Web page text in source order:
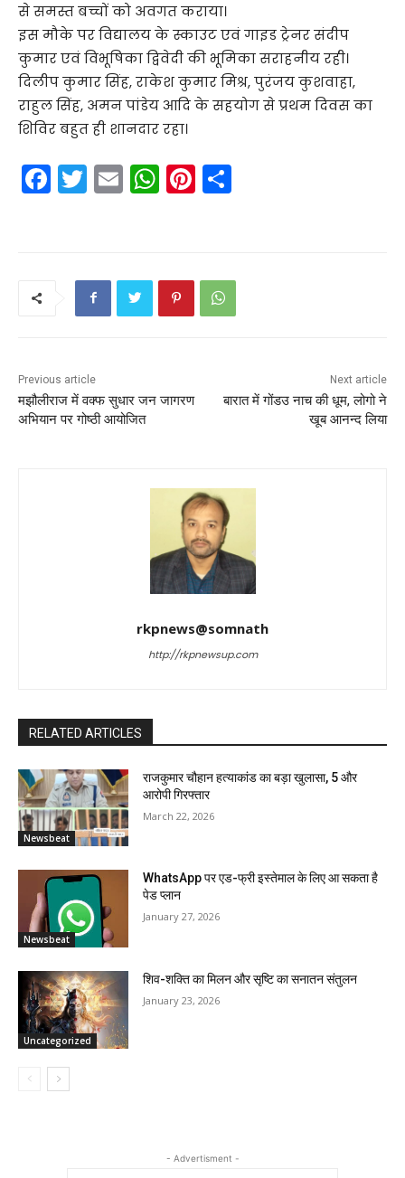
से समस्त बच्चों को अवगत कराया।
इस मौके पर विद्यालय के स्काउट एवं गाइड ट्रेनर संदीप
कुमार एवं विभूषिका द्विवेदी की भूमिका सराहनीय रही।
दिलीप कुमार सिंह, राकेश कुमार मिश्र, पुरंजय कुशवाहा,
राहुल सिंह, अमन पांडेय आदि के सहयोग से प्रथम दिवस का
शिविर बहुत ही शानदार रहा।
F
a
k
T
w
E
m
W
h
A
p
Pi
nt
st
Previous article
मझौलीराज में वक्फ सुधार जन जागरण
अभियान पर गोष्ठी आयोजित
Next article
बारात में गोंडउ नाच की धूम, लोगो ने
खूब आनन्द लिया
rkpnews@somnath
http://rkpnewsup.com
RELATED ARTICLES
Newsbeat
राजकुमार चौहान हत्याकांड का बड़ा खुलासा, 5 और
आरोपी गिरफ्तार
March 22, 2026
Newsbeat
WhatsApp पर एड-फ्री इस्तेमाल के लिए आ सकता है
पेड प्लान
January 27, 2026
Uncategorized
शिव-शक्ति का मिलन और सृष्टि का सनातन संतुलन
January 23, 2026
- Advertisment -